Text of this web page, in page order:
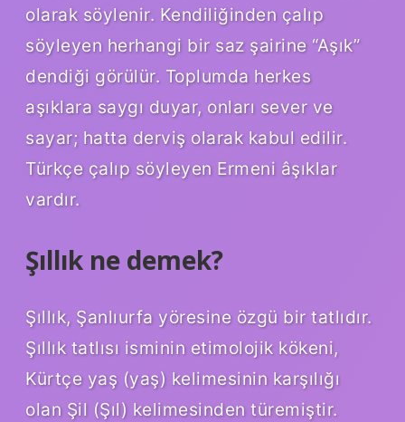
olarak söylenir. Kendiliğinden çalıp
söyleyen herhangi bir saz şairine “Aşık”
dendiği görülür. Toplumda herkes
aşıklara saygı duyar, onları sever ve
sayar; hatta derviş olarak kabul edilir.
Türkçe çalıp söyleyen Ermeni âşıklar
vardır.
Şıllık ne demek?
Şıllık, Şanlıurfa yöresine özgü bir tatlıdır.
Şıllık tatlısı isminin etimolojik kökeni,
Kürtçe yaş (yaş) kelimesinin karşılığı
olan Şil (Şıl) kelimesinden türemiştir.